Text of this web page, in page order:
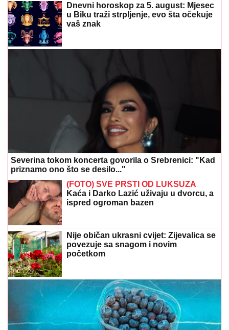
Dnevni horoskop za 5. august: Mjesec
u Biku traži strpljenje, evo šta očekuje
vaš znak
Severina tokom koncerta govorila o Srebrenici: "Kad
priznamo ono što se desilo..."
(FOTO) SVE PRŠTI OD LUKSUZA
Kaća i Darko Lazić uživaju u dvorcu, a
ispred ogroman bazen
Nije običan ukrasni cvijet: Zijevalica se
povezuje sa snagom i novim
početkom